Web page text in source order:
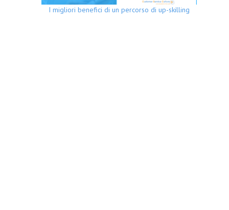
I migliori benefici di un percorso di up-skilling